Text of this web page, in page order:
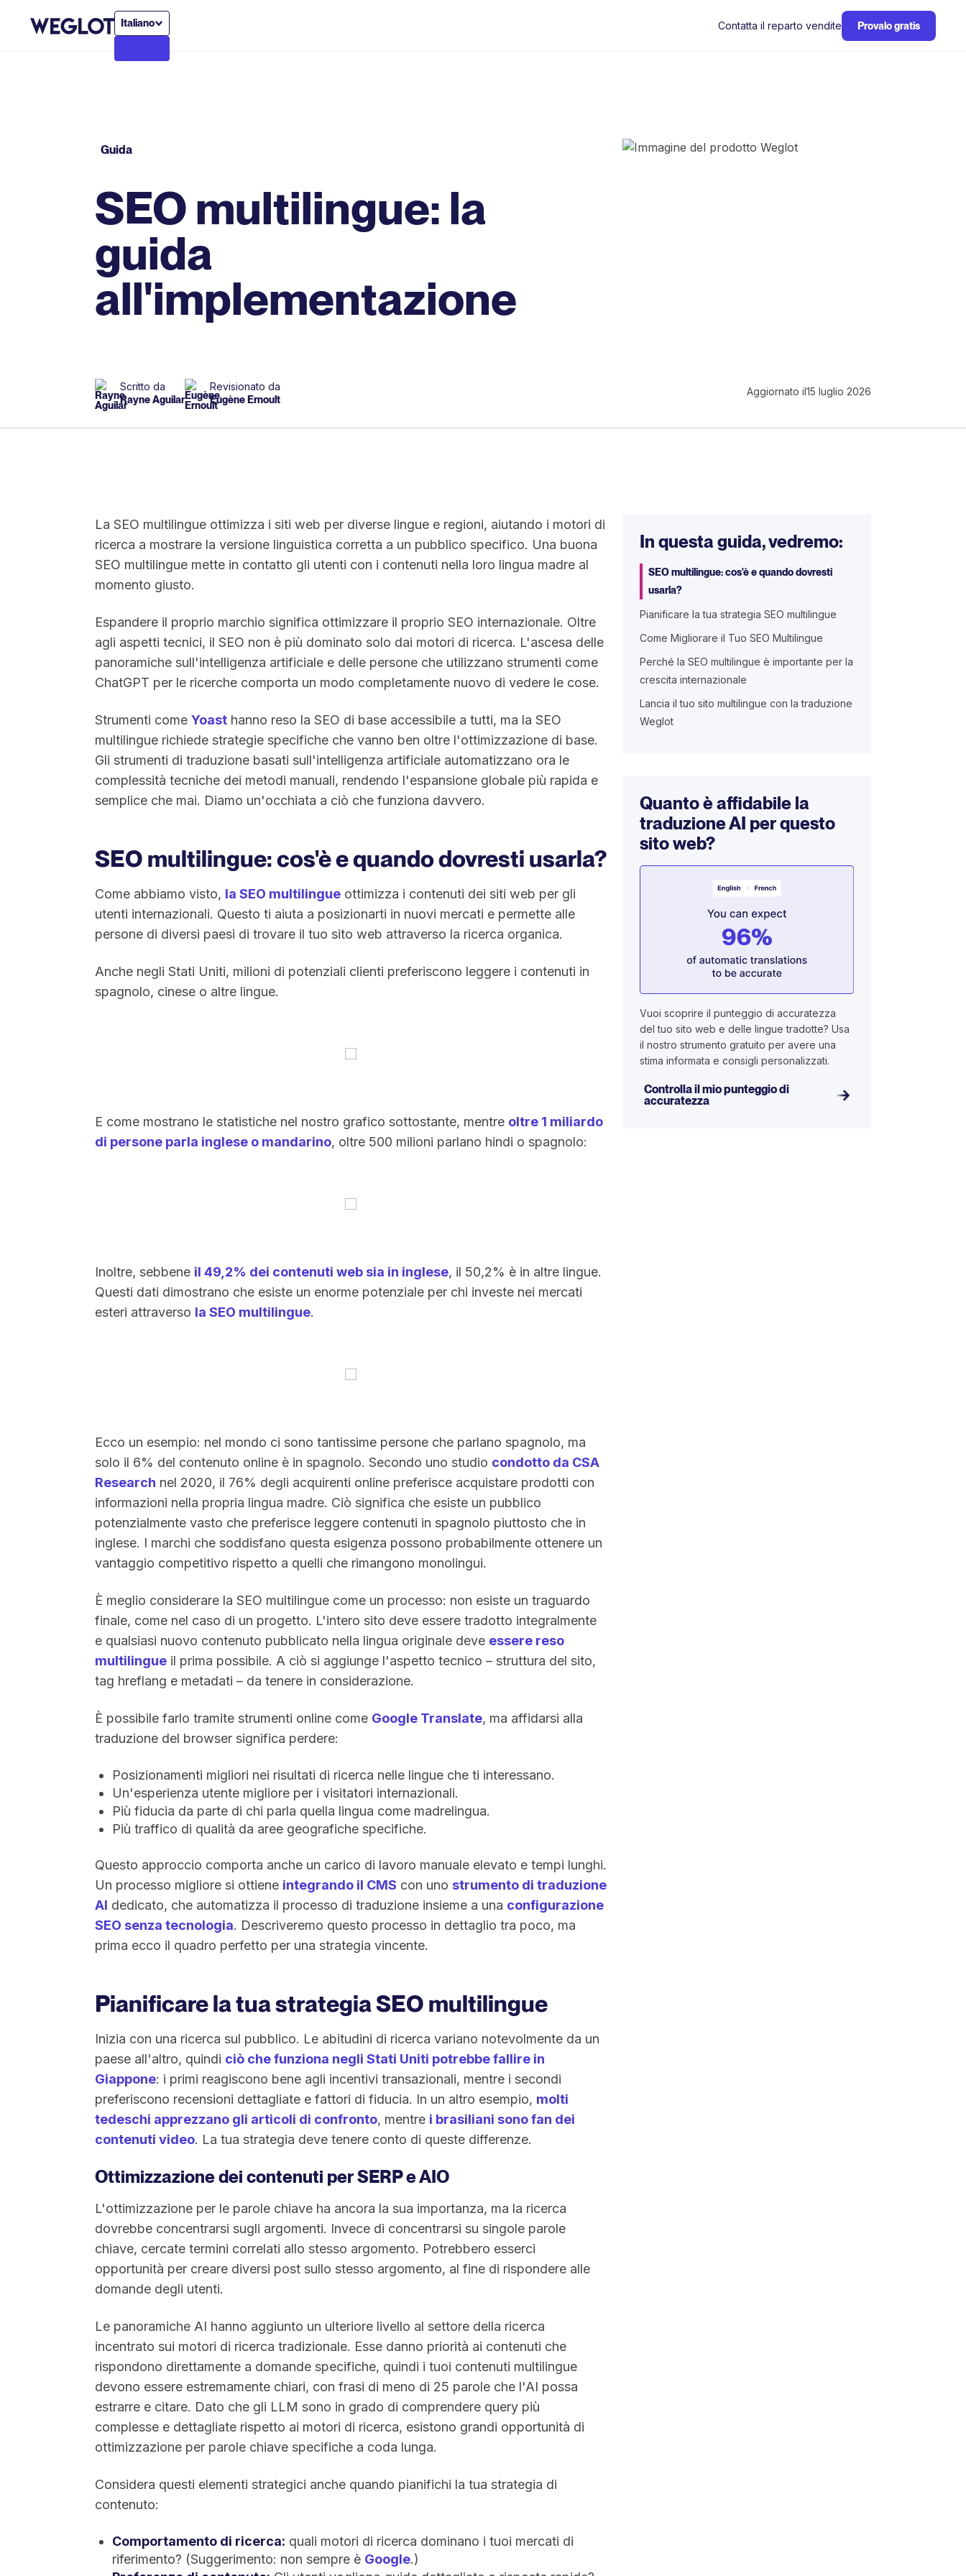
Italiano Contatta il reparto vendite Provalo gratis
Guida
SEO multilingue: la
guida
all'implementazione
Scritto da
Rayne Aguilar
Revisionato da
Eugène Ernoult
Aggiornato il15 luglio 2026
La SEO multilingue ottimizza i siti web per diverse lingue e regioni, aiutando i motori di
ricerca a mostrare la versione linguistica corretta a un pubblico specifico. Una buona
SEO multilingue mette in contatto gli utenti con i contenuti nella loro lingua madre al
momento giusto.
Espandere il proprio marchio significa ottimizzare il proprio SEO internazionale. Oltre
agli aspetti tecnici, il SEO non è più dominato solo dai motori di ricerca. L'ascesa delle
panoramiche sull'intelligenza artificiale e delle persone che utilizzano strumenti come
ChatGPT per le ricerche comporta un modo completamente nuovo di vedere le cose.
Strumenti come Yoast hanno reso la SEO di base accessibile a tutti, ma la SEO
multilingue richiede strategie specifiche che vanno ben oltre l'ottimizzazione di base.
Gli strumenti di traduzione basati sull'intelligenza artificiale automatizzano ora le
complessità tecniche dei metodi manuali, rendendo l'espansione globale più rapida e
semplice che mai. Diamo un'occhiata a ciò che funziona davvero.
SEO multilingue: cos'è e quando dovresti usarla?
Come abbiamo visto, la SEO multilingue ottimizza i contenuti dei siti web per gli
utenti internazionali. Questo ti aiuta a posizionarti in nuovi mercati e permette alle
persone di diversi paesi di trovare il tuo sito web attraverso la ricerca organica.
Anche negli Stati Uniti, milioni di potenziali clienti preferiscono leggere i contenuti in
spagnolo, cinese o altre lingue.
E come mostrano le statistiche nel nostro grafico sottostante, mentre oltre 1 miliardo
di persone parla inglese o mandarino, oltre 500 milioni parlano hindi o spagnolo:
Inoltre, sebbene il 49,2% dei contenuti web sia in inglese, il 50,2% è in altre lingue.
Questi dati dimostrano che esiste un enorme potenziale per chi investe nei mercati
esteri attraverso la SEO multilingue.
Ecco un esempio: nel mondo ci sono tantissime persone che parlano spagnolo, ma
solo il 6% del contenuto online è in spagnolo. Secondo uno studio condotto da CSA
Research nel 2020, il 76% degli acquirenti online preferisce acquistare prodotti con
informazioni nella propria lingua madre. Ciò significa che esiste un pubblico
potenzialmente vasto che preferisce leggere contenuti in spagnolo piuttosto che in
inglese. I marchi che soddisfano questa esigenza possono probabilmente ottenere un
vantaggio competitivo rispetto a quelli che rimangono monolingui.
È meglio considerare la SEO multilingue come un processo: non esiste un traguardo
finale, come nel caso di un progetto. L'intero sito deve essere tradotto integralmente
e qualsiasi nuovo contenuto pubblicato nella lingua originale deve essere reso
multilingue il prima possibile. A ciò si aggiunge l'aspetto tecnico – struttura del sito,
tag hreflang e metadati – da tenere in considerazione.
È possibile farlo tramite strumenti online come Google Translate, ma affidarsi alla
traduzione del browser significa perdere:
Posizionamenti migliori nei risultati di ricerca nelle lingue che ti interessano.
Un'esperienza utente migliore per i visitatori internazionali.
Più fiducia da parte di chi parla quella lingua come madrelingua.
Più traffico di qualità da aree geografiche specifiche.
Questo approccio comporta anche un carico di lavoro manuale elevato e tempi lunghi.
Un processo migliore si ottiene integrando il CMS con uno strumento di traduzione
AI dedicato, che automatizza il processo di traduzione insieme a una configurazione
SEO senza tecnologia. Descriveremo questo processo in dettaglio tra poco, ma
prima ecco il quadro perfetto per una strategia vincente.
Pianificare la tua strategia SEO multilingue
Inizia con una ricerca sul pubblico. Le abitudini di ricerca variano notevolmente da un
paese all'altro, quindi ciò che funziona negli Stati Uniti potrebbe fallire in
Giappone: i primi reagiscono bene agli incentivi transazionali, mentre i secondi
preferiscono recensioni dettagliate e fattori di fiducia. In un altro esempio, molti
tedeschi apprezzano gli articoli di confronto, mentre i brasiliani sono fan dei
contenuti video. La tua strategia deve tenere conto di queste differenze.
Ottimizzazione dei contenuti per SERP e AIO
L'ottimizzazione per le parole chiave ha ancora la sua importanza, ma la ricerca
dovrebbe concentrarsi sugli argomenti. Invece di concentrarsi su singole parole
chiave, cercate termini correlati allo stesso argomento. Potrebbero esserci
opportunità per creare diversi post sullo stesso argomento, al fine di rispondere alle
domande degli utenti.
Le panoramiche AI hanno aggiunto un ulteriore livello al settore della ricerca
incentrato sui motori di ricerca tradizionale. Esse danno priorità ai contenuti che
rispondono direttamente a domande specifiche, quindi i tuoi contenuti multilingue
devono essere estremamente chiari, con frasi di meno di 25 parole che l'AI possa
estrarre e citare. Dato che gli LLM sono in grado di comprendere query più
complesse e dettagliate rispetto ai motori di ricerca, esistono grandi opportunità di
ottimizzazione per parole chiave specifiche a coda lunga.
Considera questi elementi strategici anche quando pianifichi la tua strategia di
contenuto:
Comportamento di ricerca: quali motori di ricerca dominano i tuoi mercati di
riferimento? (Suggerimento: non sempre è Google.)
In questa guida, vedremo:
SEO multilingue: cos'è e quando dovresti
usarla?
Pianificare la tua strategia SEO multilingue
Come Migliorare il Tuo SEO Multilingue
Perché la SEO multilingue è importante per la
crescita internazionale
Lancia il tuo sito multilingue con la traduzione
Weglot
Quanto è affidabile la
traduzione AI per questo
sito web?
Vuoi scoprire il punteggio di accuratezza
del tuo sito web e delle lingue tradotte? Usa
il nostro strumento gratuito per avere una
stima informata e consigli personalizzati.
Controlla il mio punteggio di
accuratezza